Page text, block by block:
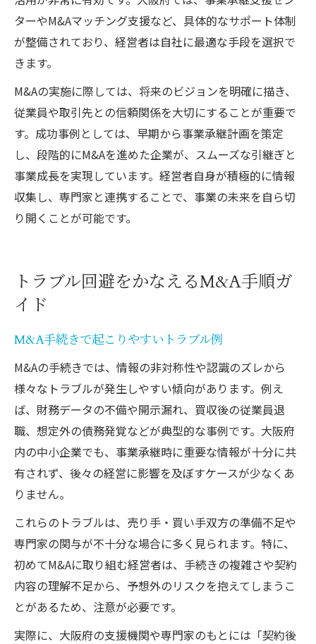
ターやM&Aマッチング支援など、具体的なサポート体制
が整備されており、経営者は自社に最適な手段を選択で
きます。
M&Aの実施に際しては、将来のビジョンを明確に描き、
従業員や取引先との信頼関係を大切にすることが重要で
す。成功事例としては、早期から事業承継計画を策定
し、段階的にM&Aを進めた企業が、スムーズな引継ぎと
事業成長を実現しています。経営者自身が積極的に情報
収集し、専門家と連携することで、事業の未来を自ら切
り開くことが可能です。
トラブル回避をかなえるM&A手順ガ
イド
M&A手続きで起こりやすいトラブル例
M&Aの手続きでは、情報の非対称性や認識のズレから
様々なトラブルが発生しやすい傾向があります。例え
ば、財務データの不備や開示漏れ、買収後の従業員退
職、想定外の債務発覚などが典型的な事例です。大阪府
内の中小企業でも、事業承継時に重要な情報が十分に共
有されず、後々の経営に影響を及ぼすケースが少なくあ
りません。
これらのトラブルは、売り手・買い手双方の準備不足や
専門家の関与が不十分な場合に多く見られます。特に、
初めてM&Aに取り組む経営者は、手続きの複雑さや契約
内容の理解不足から、予想外のリスクを抱えてしまうこ
とがあるため、注意が必要です。
実際に、大阪府の支援機関や専門家のもとには「契約後